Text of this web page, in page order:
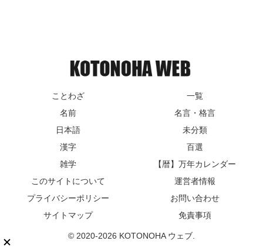
ことわざ
一覧
名前
名言・格言
日本語
未分類
漢字
百選
雑学
【暦】万年カレンダー
このサイトについて
運営者情報
プライバシーポリシー
お問い合わせ
サイトマップ
免責事項
© 2020-2026 KOTONOHA ウェブ.